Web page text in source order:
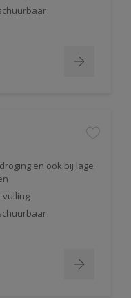
en ook bij lage
vulling